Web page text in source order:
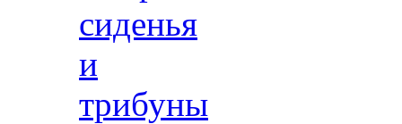
сиденья
и
трибуны